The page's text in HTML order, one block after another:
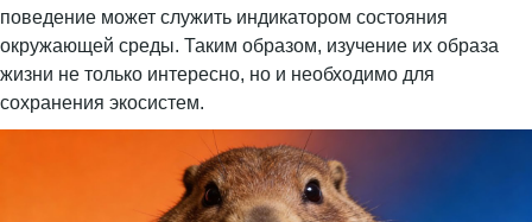
поведение может служить индикатором состояния
окружающей среды. Таким образом, изучение их образа
жизни не только интересно, но и необходимо для
сохранения экосистем.